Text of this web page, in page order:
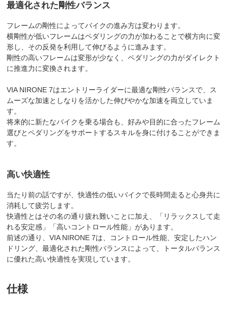
最適化された剛性バランス
フレームの剛性によってバイクの進み方は変わります。
横剛性が低いフレームはペダリングの力が加わることで横方向に変
形し、その反発を利用して伸びるように進みます。
剛性の高いフレームは変形が少なく、ペダリングの力がダイレクト
に推進力に変換されます。
VIA NIRONE 7はエントリーライダーに最適な剛性バランスで、ス
ムーズな加速としなりを活かした伸びやかな加速を両立していま
す。
将来的に新たなバイクを乗る場合も、好みや目的に合ったフレーム
選びとペダリングをサポートするスキルを身に付けることができま
す。
高い快適性
当たり前の話ですが、快適性の低いバイクで長時間走ると心身共に
消耗して疲労します。
快適性とはその名の通り疲れ難いことに加え、「リラックスして走
れる安定感」「高いコントロール性能」があります。
前述の通り、VIA NIRONE 7は、コントロール性能、安定したハン
ドリング、最適化された剛性バランスによって、トータルバランス
に優れた高い快適性を実現しています。
仕様